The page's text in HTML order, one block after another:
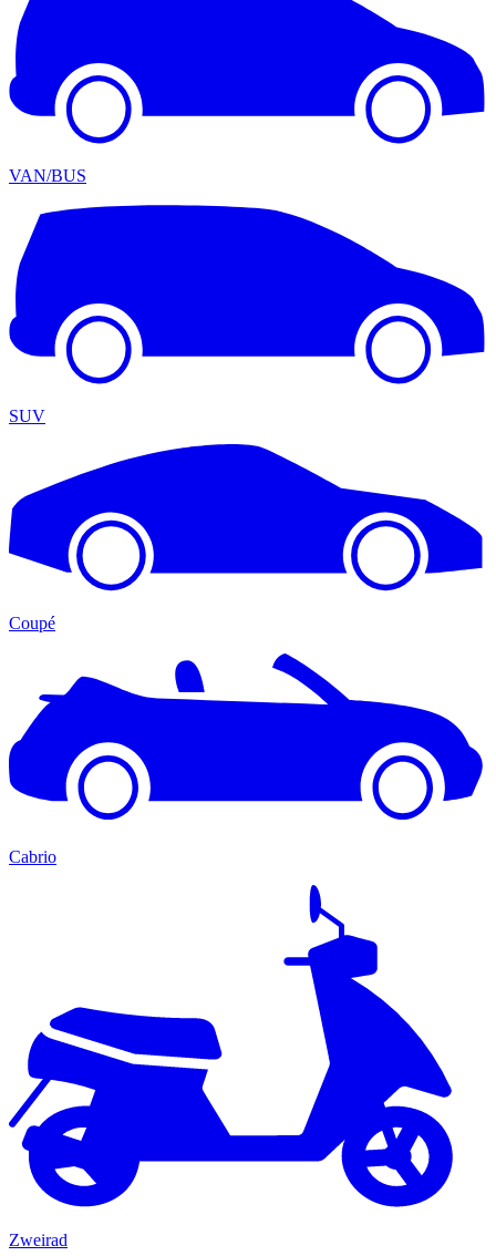
VAN/BUS
SUV
Coupé
Cabrio
Zweirad